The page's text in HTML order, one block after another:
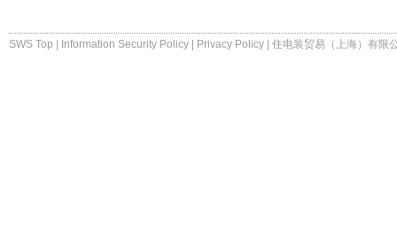
SWS Top Information Security Policy Privacy Policy 住电装贸易（上海）有限